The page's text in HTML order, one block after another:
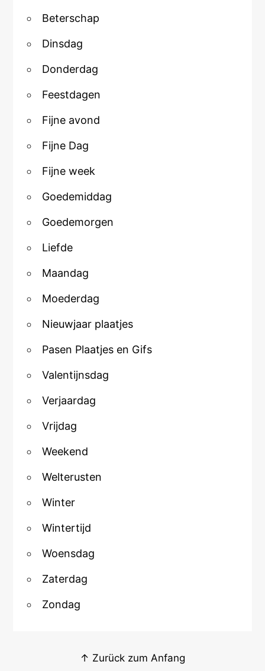
Beterschap
Dinsdag
Donderdag
Feestdagen
Fijne avond
Fijne Dag
Fijne week
Goedemiddag
Goedemorgen
Liefde
Maandag
Moederdag
Nieuwjaar plaatjes
Pasen Plaatjes en Gifs
Valentijnsdag
Verjaardag
Vrijdag
Weekend
Welterusten
Winter
Wintertijd
Woensdag
Zaterdag
Zondag
↑ Zurück zum Anfang